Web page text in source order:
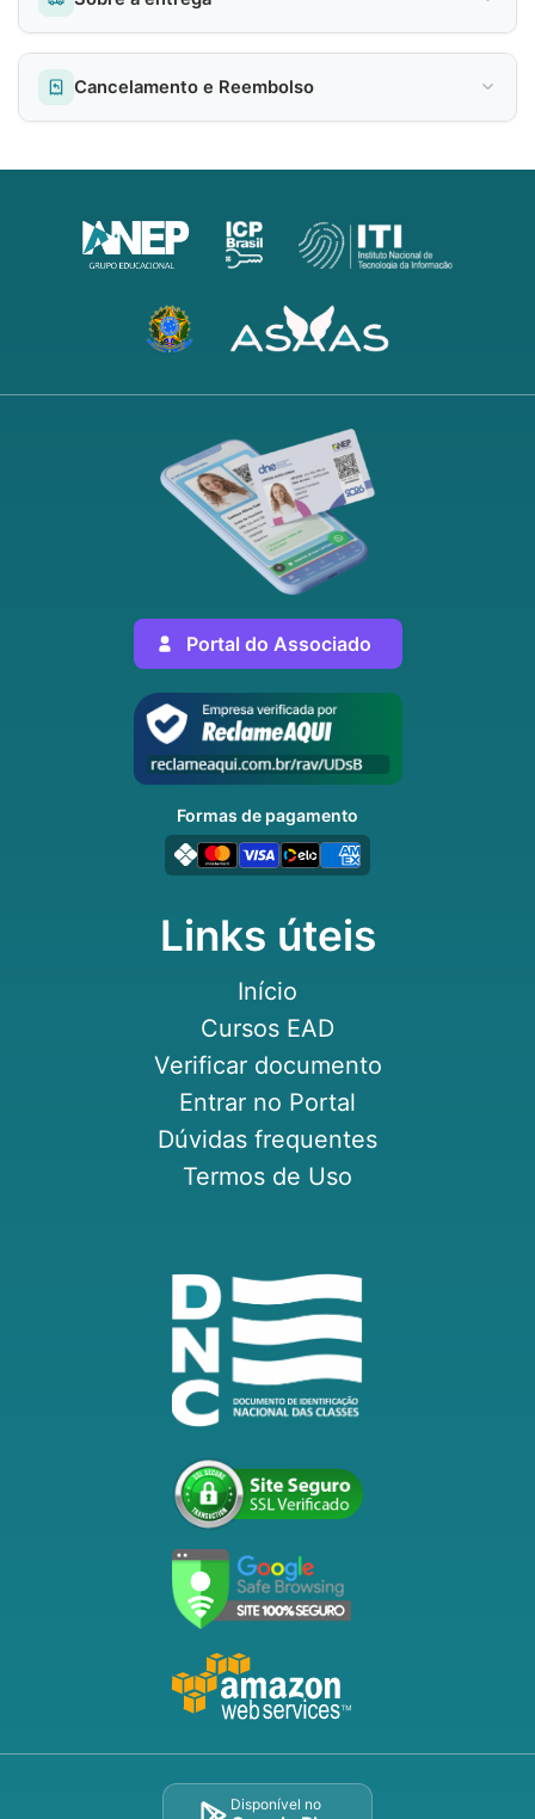
Cancelamento e Reembolso
Links úteis
Início
Cursos EAD
Verificar documento
Entrar no Portal
Dúvidas frequentes
Termos de Uso
Portal do Associado
Formas de pagamento
Disponível no